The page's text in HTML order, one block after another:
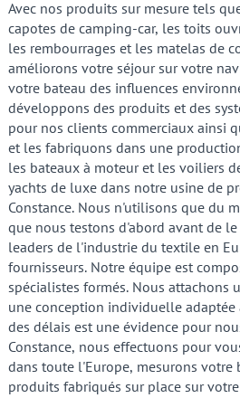
Avec nos produits sur mesure tels
capotes de camping-car, les toits
les rembourrages et les matelas de
améliorons votre séjour sur votre
votre bateau des influences
développons des produits et des
pour nos clients commerciaux ainsi
et les fabriquons dans une
les bateaux à moteur et les voiliers
yachts de luxe dans notre usine de
Constance. Nous n'utilisons que du
que nous testons d'abord avant de le
leaders de l'industrie du textile en
fournisseurs. Notre équipe est
spécialistes formés. Nous attachons
une conception individuelle adaptée
des délais est une évidence pour
Constance, nous effectuons pour
dans toute l'Europe, mesurons votre
produits fabriqués sur place sur